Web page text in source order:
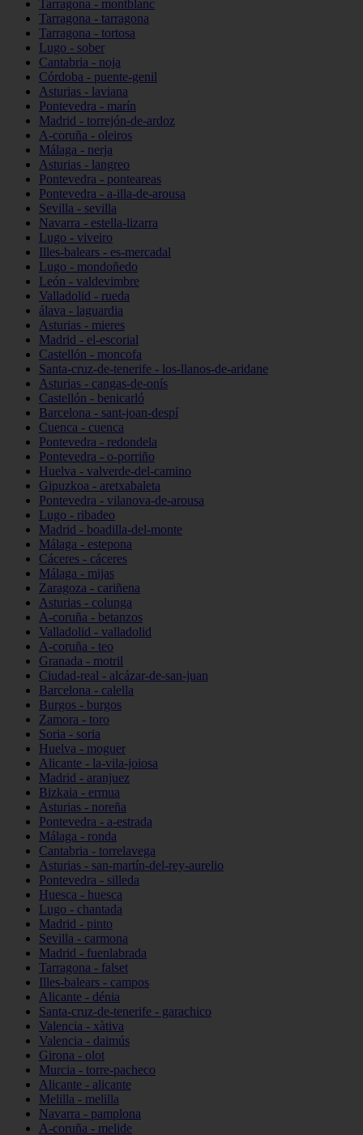
Tarragona - montblanc
Tarragona - tarragona
Tarragona - tortosa
Lugo - sober
Cantabria - noja
Córdoba - puente-genil
Asturias - laviana
Pontevedra - marín
Madrid - torrejón-de-ardoz
A-coruña - oleiros
Málaga - nerja
Asturias - langreo
Pontevedra - ponteareas
Pontevedra - a-illa-de-arousa
Sevilla - sevilla
Navarra - estella-lizarra
Lugo - viveiro
Illes-balears - es-mercadal
Lugo - mondoñedo
León - valdevimbre
Valladolid - rueda
álava - laguardia
Asturias - mieres
Madrid - el-escorial
Castellón - moncofa
Santa-cruz-de-tenerife - los-llanos-de-aridane
Asturias - cangas-de-onís
Castellón - benicarló
Barcelona - sant-joan-despí
Cuenca - cuenca
Pontevedra - redondela
Pontevedra - o-porriño
Huelva - valverde-del-camino
Gipuzkoa - aretxabaleta
Pontevedra - vilanova-de-arousa
Lugo - ribadeo
Madrid - boadilla-del-monte
Málaga - estepona
Cáceres - cáceres
Málaga - mijas
Zaragoza - cariñena
Asturias - colunga
A-coruña - betanzos
Valladolid - valladolid
A-coruña - teo
Granada - motril
Ciudad-real - alcázar-de-san-juan
Barcelona - calella
Burgos - burgos
Zamora - toro
Soria - soria
Huelva - moguer
Alicante - la-vila-joiosa
Madrid - aranjuez
Bizkaia - ermua
Asturias - noreña
Pontevedra - a-estrada
Málaga - ronda
Cantabria - torrelavega
Asturias - san-martín-del-rey-aurelio
Pontevedra - silleda
Huesca - huesca
Lugo - chantada
Madrid - pinto
Sevilla - carmona
Madrid - fuenlabrada
Tarragona - falset
Illes-balears - campos
Alicante - dénia
Santa-cruz-de-tenerife - garachico
Valencia - xàtiva
Valencia - daimús
Girona - olot
Murcia - torre-pacheco
Alicante - alicante
Melilla - melilla
Navarra - pamplona
A-coruña - melide